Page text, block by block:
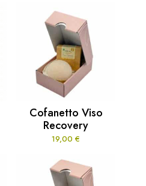
originale
era:
7,90 €.
attuale
è:
5,90 €.
Cofanetto Viso
Recovery
19,00 €